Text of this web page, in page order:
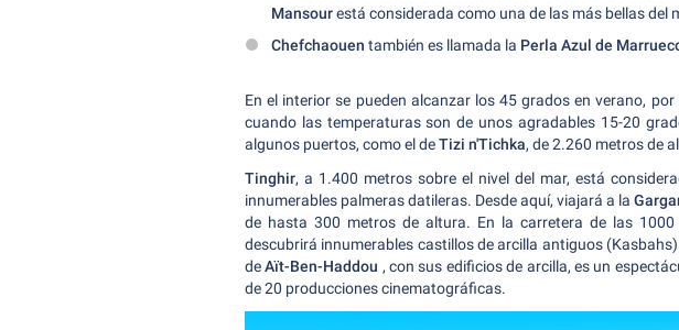
Mansourestá considerada como una de las más bellas del
Chefchaouen también es llamada la Perla Azul de
En el interior se pueden alcanzar los 45 grados en verano,
cuando las temperaturas son de unos agradables 15-20
algunos puertos, como el deTizi n'Tichka, de 2.260 metros de
Tinghir, a 1.400 metros sobre el nivel del mar, está
innumerables palmeras datileras. Desde aquí, viajará a la
de hasta 300 metros de altura. En la carretera de las 1000
descubrirá innumerables castillos de arcilla antiguos
deAït-Ben-Haddou , con sus edificios de arcilla, es un
de 20 producciones cinematográficas.